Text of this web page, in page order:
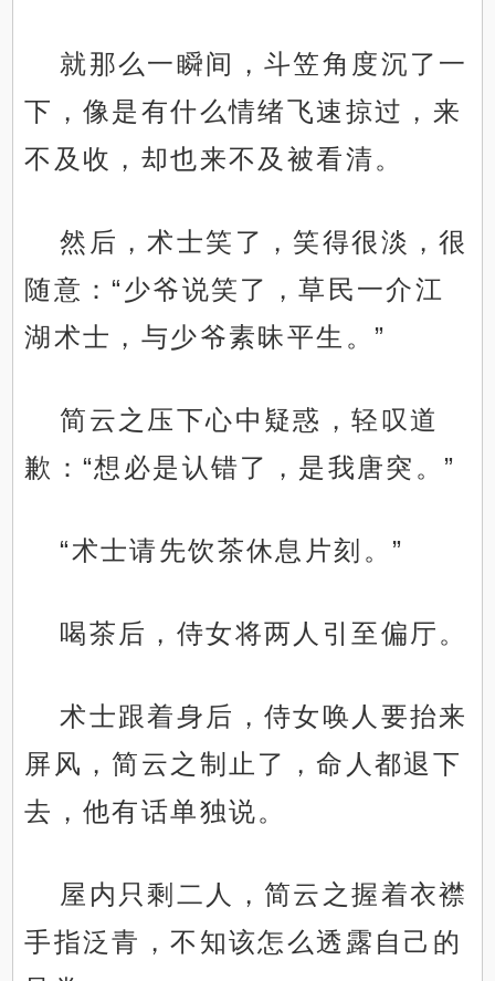
就那么一瞬间，斗笠角度沉了一
下，像是有什么情绪飞速掠过，来
不及收，却也来不及被看清。
然后，术士笑了，笑得很淡，很
随意：“少爷说笑了，草民一介江
湖术士，与少爷素昧平生。”
简云之压下心中疑惑，轻叹道
歉：“想必是认错了，是我唐突。”
“术士请先饮茶休息片刻。”
喝茶后，侍女将两人引至偏厅。
术士跟着身后，侍女唤人要抬来
屏风，简云之制止了，命人都退下
去，他有话单独说。
屋内只剩二人，简云之握着衣襟
手指泛青，不知该怎么透露自己的